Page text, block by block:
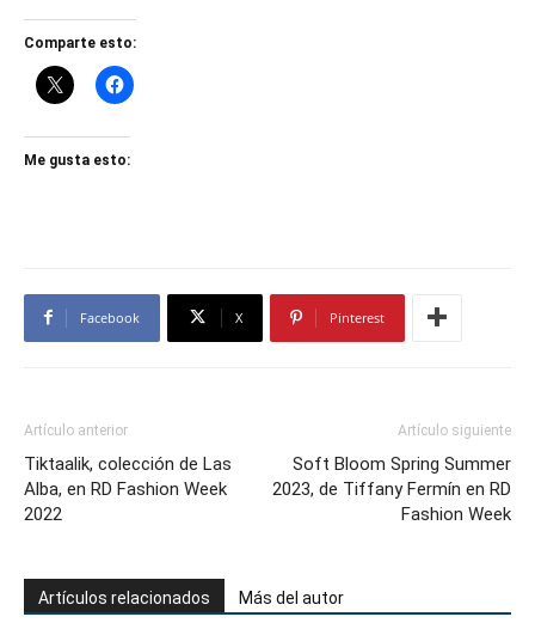
Comparte esto:
Me gusta esto:
Facebook X Pinterest
Artículo anterior
Tiktaalik, colección de Las
Alba, en RD Fashion Week
2022
Artículo siguiente
Soft Bloom Spring Summer
2023, de Tiffany Fermín en RD
Fashion Week
Artículos relacionados Más del autor